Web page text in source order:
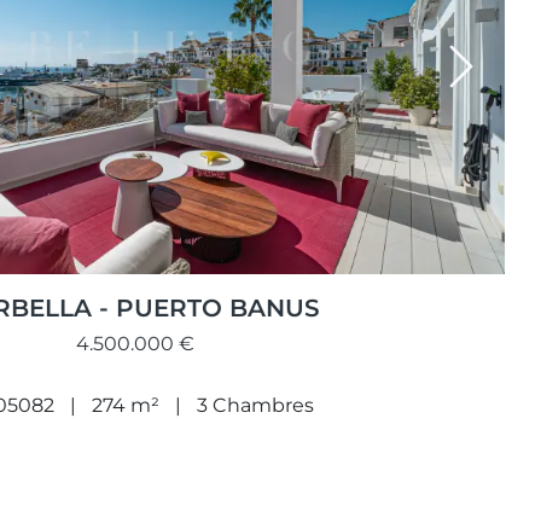
Next
- PUERTO BANUS
4.500.000 €
274 m² 3 Chambres